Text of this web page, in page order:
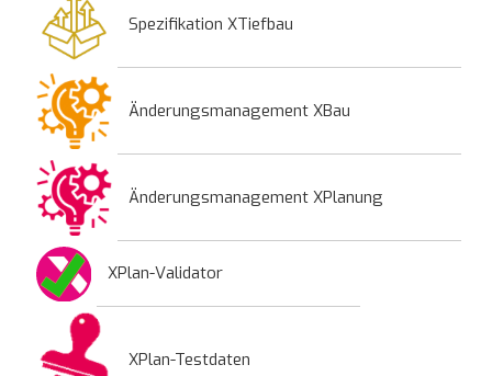
Spezifikation XTiefbau
Änderungsmanagement XBau
Änderungsmanagement XPlanung
XPlan-Validator
XPlan-Testdaten